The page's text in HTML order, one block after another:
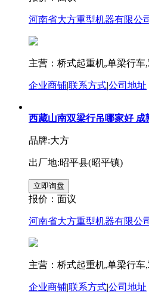
河南省大方重型机器有限公
主营：桥式起重机,单梁行车,
企业商铺|联系方式|公司地址
西藏山南双梁行吊哪家好 成
品牌:大方
出厂地:昭平县(昭平镇)
报价： 面议
河南省大方重型机器有限公
主营：桥式起重机,单梁行车,
企业商铺|联系方式|公司地址